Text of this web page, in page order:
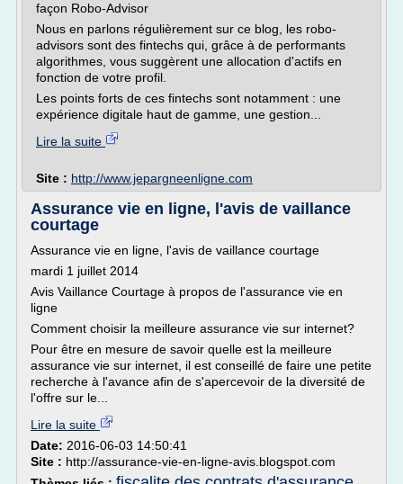
façon Robo-Advisor
Nous en parlons régulièrement sur ce blog, les robo-
advisors sont des fintechs qui, grâce à de performants
algorithmes, vous suggèrent une allocation d'actifs en
fonction de votre profil.
Les points forts de ces fintechs sont notamment : une
expérience digitale haut de gamme, une gestion...
Lire la suite
Site : http://www.jepargneenligne.com
Assurance vie en ligne, l'avis de vaillance
courtage
Assurance vie en ligne, l'avis de vaillance courtage
mardi 1 juillet 2014
Avis Vaillance Courtage à propos de l'assurance vie en
ligne
Comment choisir la meilleure assurance vie sur internet?
Pour être en mesure de savoir quelle est la meilleure
assurance vie sur internet, il est conseillé de faire une petite
recherche à l'avance afin de s'apercevoir de la diversité de
l'offre sur le...
Lire la suite
Date: 2016-06-03 14:50:41
Site : http://assurance-vie-en-ligne-avis.blogspot.com